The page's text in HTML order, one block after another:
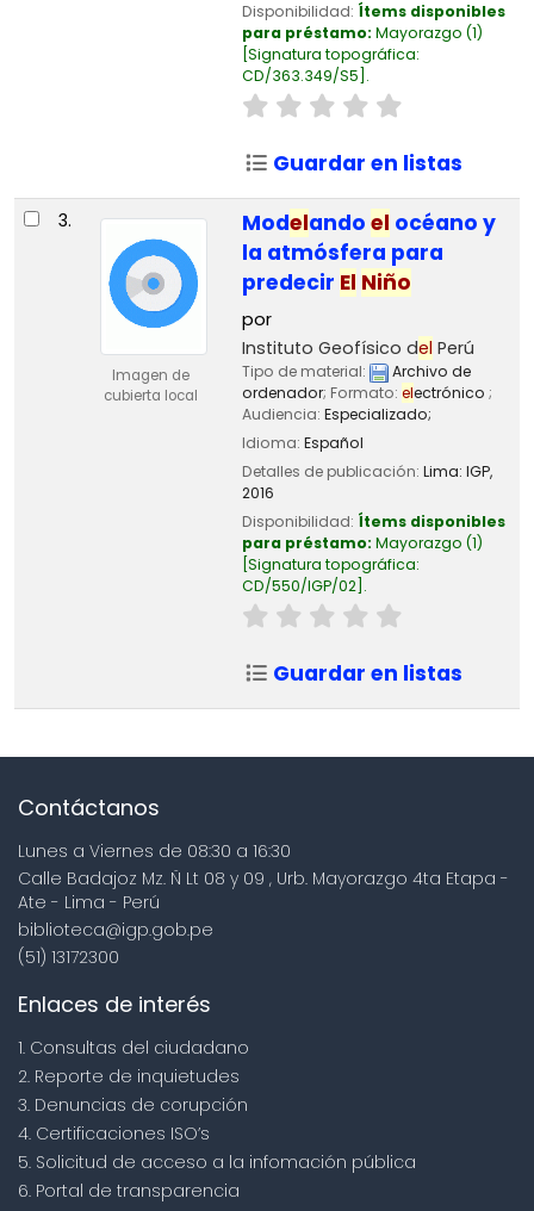
Disponibilidad: Ítems disponibles
para préstamo: Mayorazgo (1)
Signatura topográfica:
CD/363.349/S5 .
Guardar en listas
3.
Imagen de
cubierta local
Modelando el océano y
la atmósfera para
predecir El Niño
por
Instituto Geofísico del Perú
Tipo de material:
Archivo de
ordenador; Formato: electrónico ;
Audiencia: Especializado;
Idioma: Español
Detalles de publicación: Lima: IGP,
2016
Disponibilidad: Ítems disponibles
para préstamo: Mayorazgo (1)
Signatura topográfica:
CD/550/IGP/02 .
Guardar en listas
Contáctanos
Lunes a Viernes de 08:30 a 16:30
Calle Badajoz Mz. Ñ Lt 08 y 09 , Urb. Mayorazgo 4ta Etapa -
Ate - Lima - Perú
biblioteca@igp.gob.pe
(51) 13172300
Enlaces de interés
1. Consultas del ciudadano
2. Reporte de inquietudes
3. Denuncias de corupción
4. Certificaciones ISO’s
5. Solicitud de acceso a la infomación pública
6. Portal de transparencia